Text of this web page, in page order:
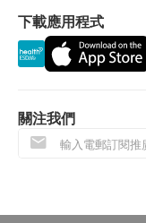
下載應用程式
關注我們